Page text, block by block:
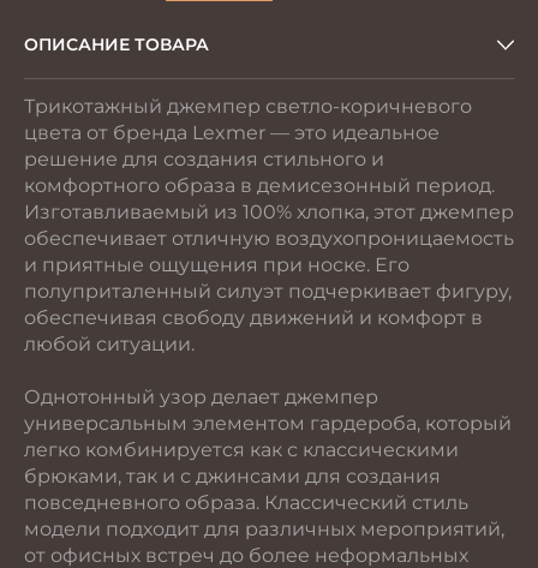
ОПИСАНИЕ ТОВАРА
Трикотажный джемпер светло-коричневого
цвета от бренда Lexmer — это идеальное
решение для создания стильного и
комфортного образа в демисезонный период.
Изготавливаемый из 100% хлопка, этот джемпер
обеспечивает отличную воздухопроницаемость
и приятные ощущения при носке. Его
полуприталенный силуэт подчеркивает фигуру,
обеспечивая свободу движений и комфорт в
любой ситуации.
Однотонный узор делает джемпер
универсальным элементом гардероба, который
легко комбинируется как с классическими
брюками, так и с джинсами для создания
повседневного образа. Классический стиль
модели подходит для различных мероприятий,
от офисных встреч до более неформальных